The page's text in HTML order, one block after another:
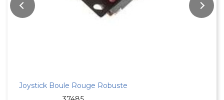
Joystick Boule Rouge Robuste